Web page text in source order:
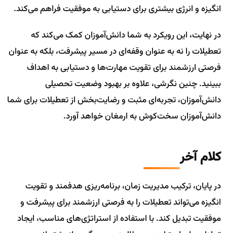
انگیزه و انرژی بیشتری برای دستیابی به موفقیت فراهم می‌کند.
در نهایت، این رویکرد به شما دانش‌آموزان کمک می‌کند که
تعطیلات را نه به عنوان وقفه‌ای در مسیر پیشرفت، بلکه به عنوان
فرصتی ارزشمند برای تقویت مهارت‌ها و دستیابی به اهداف
ببینید. چنین نگرشی، علاوه بر بهبود وضعیت تحصیلی
دانش‌آموزان، تجربه‌ای مثبت و رضایت‌بخش از تعطیلات برای شما
دانش‌آموزان سخت‌کوش به ارمغان خواهد آورد.
کلام آخر
در پایان، ترکیب مدیریت زمان، برنامه‌ریزی هدفمند و تقویت
انگیزه می‌تواند تعطیلات را به فرصتی ارزشمند برای پیشرفت و
موفقیت تبدیل کند. با استفاده از استراتژی‌های مناسب، ایجاد